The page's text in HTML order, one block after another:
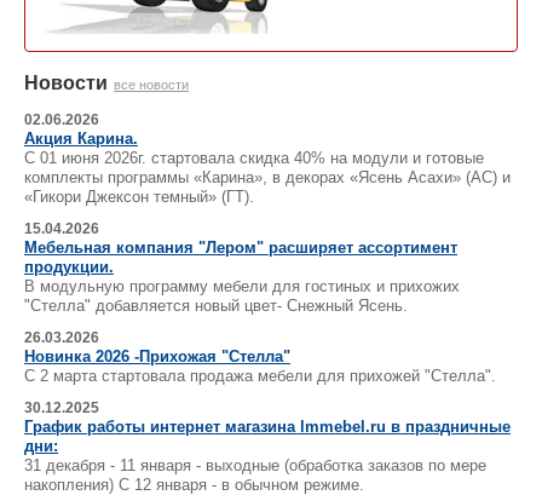
Новости все новости
02.06.2026
Акция Карина.
С 01 июня 2026г. стартовала скидка 40% на модули и готовые
комплекты программы «Карина», в декорах «Ясень Асахи» (АС) и
«Гикори Джексон темный» (ГТ).
15.04.2026
Мебельная компания "Лером" расширяет ассортимент
продукции.
В модульную программу мебели для гостиных и прихожих
"Стелла" добавляется новый цвет- Снежный Ясень.
26.03.2026
Новинка 2026 -Прихожая "Стелла"
С 2 марта стартовала продажа мебели для прихожей "Стелла".
30.12.2025
График работы интернет магазина lmmebel.ru в праздничные
дни:
31 декабря - 11 января - выходные (обработка заказов по мере
накопления) С 12 января - в обычном режиме.